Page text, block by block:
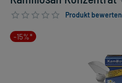
Produkt
-15%*